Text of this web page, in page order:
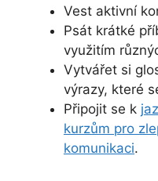
Vest aktivní
Psát krátké
využitím
Vytvářet si
výrazy, které
Připojit se k
kurzům pro
komunikaci.